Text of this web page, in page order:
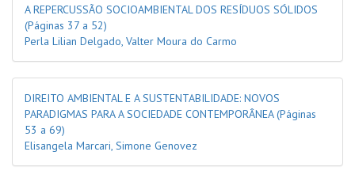
A REPERCUSSÃO SOCIOAMBIENTAL DOS RESÍDUOS SÓLIDOS
(Páginas 37 a 52)
Perla Lilian Delgado, Valter Moura do Carmo
DIREITO AMBIENTAL E A SUSTENTABILIDADE: NOVOS
PARADIGMAS PARA A SOCIEDADE CONTEMPORÂNEA(Páginas
53 a 69)
Elisangela Marcari, Simone Genovez